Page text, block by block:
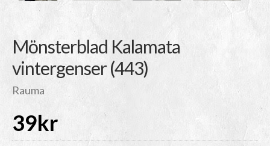
Mönsterblad Kalamata
vintergenser (443)
Rauma
39kr